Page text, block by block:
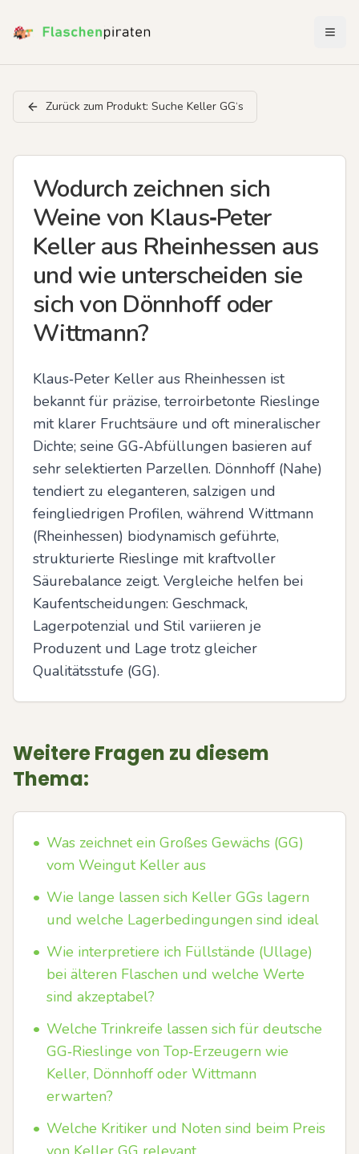
Zurück zum Produkt: Suche Keller GG‘s
Wodurch zeichnen sich
Weine von Klaus‑Peter
Keller aus Rheinhessen aus
und wie unterscheiden sie
sich von Dönnhoff oder
Wittmann?
Klaus‑Peter Keller aus Rheinhessen ist
bekannt für präzise, terroirbetonte Rieslinge
mit klarer Fruchtsäure und oft mineralischer
Dichte; seine GG‑Abfüllungen basieren auf
sehr selektierten Parzellen. Dönnhoff (Nahe)
tendiert zu eleganteren, salzigen und
feingliedrigen Profilen, während Wittmann
(Rheinhessen) biodynamisch geführte,
strukturierte Rieslinge mit kraftvoller
Säurebalance zeigt. Vergleiche helfen bei
Kaufentscheidungen: Geschmack,
Lagerpotenzial und Stil variieren je
Produzent und Lage trotz gleicher
Qualitätsstufe (GG).
Weitere Fragen zu diesem
Thema:
• Was zeichnet ein Großes Gewächs (GG)
vom Weingut Keller aus
• Wie lange lassen sich Keller GGs lagern
und welche Lagerbedingungen sind ideal
• Wie interpretiere ich Füllstände (Ullage)
bei älteren Flaschen und welche Werte
sind akzeptabel?
• Welche Trinkreife lassen sich für deutsche
GG‑Rieslinge von Top‑Erzeugern wie
Keller, Dönnhoff oder Wittmann
erwarten?
• Welche Kritiker und Noten sind beim Preis